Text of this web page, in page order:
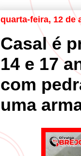
quarta-feira, 12 de
Casal é
14 e 17
com
uma